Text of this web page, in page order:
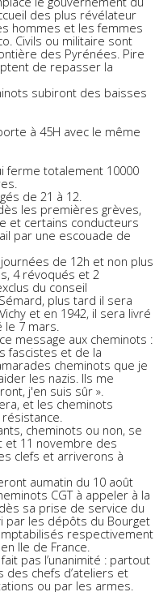
des plus révélateur
hommes et les femmes
Civils ou militaire sont
des Pyrénées. Pire
de repasser la
subiront des baisses
à 45H avec le même
ferme totalement 10000
de 21 à 12.
les premières grèves,
et certains conducteurs
par une escouade de
de 12h et non plus
4 révoqués et 2
du conseil
plus tard il sera
et en 1942, il sera livré
le 7 mars.
message aux cheminots :
fascistes et de la
cheminots que je
les nazis. Ils me
j'en suis sûr ».
et les cheminots
cheminots ou non, se
et 11 novembre des
clefs et arriverons à
aumatin du 10 août
CGT à appeler à la
sa prise de service du
par les dépôts du Bourget
respectivement
Ile de France.
pas l’unanimité : partout
chefs d’ateliers et
ou par les armes.